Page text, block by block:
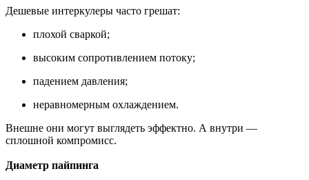
Дешевые интеркулеры часто грешат:
плохой сваркой;
высоким сопротивлением потоку;
падением давления;
неравномерным охлаждением.
Внешне они могут выглядеть эффектно. А внутри —
сплошной компромисс.
Диаметр пайпинга